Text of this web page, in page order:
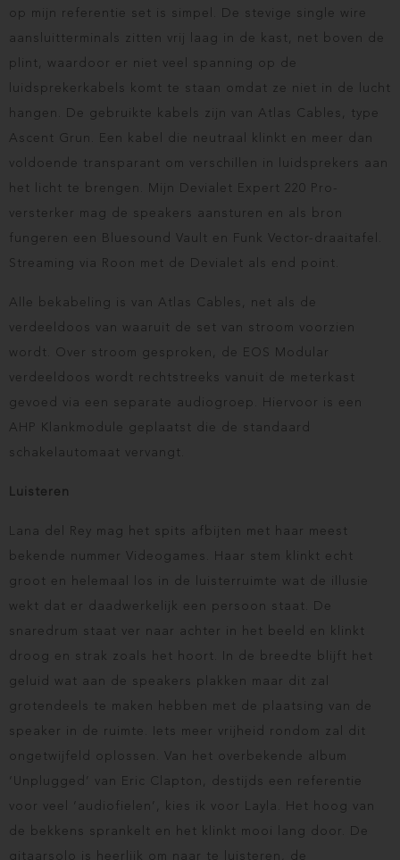
op mijn referentie set is simpel. De stevige single wire
aansluitterminals zitten vrij laag in de kast, net boven de
plint, waardoor er niet veel spanning op de
luidsprekerkabels komt te staan omdat ze niet in de lucht
hangen. De gebruikte kabels zijn van Atlas Cables, type
Ascent Grun. Een kabel die neutraal klinkt en meer dan
voldoende transparant om verschillen in luidsprekers aan
het licht te brengen. Mijn Devialet Expert 220 Pro-
versterker mag de speakers aansturen en als bron
fungeren een Bluesound Vault en Funk Vector-draaitafel.
Streaming via Roon met de Devialet als end point.
Alle bekabeling is van Atlas Cables, net als de
verdeeldoos van waaruit de set van stroom voorzien
wordt. Over stroom gesproken, de EOS Modular
verdeeldoos wordt rechtstreeks vanuit de meterkast
gevoed via een separate audiogroep. Hiervoor is een
AHP Klankmodule geplaatst die de standaard
schakelautomaat vervangt.
Luisteren
Lana del Rey mag het spits afbijten met haar meest
bekende nummer Videogames. Haar stem klinkt echt
groot en helemaal los in de luisterruimte wat de illusie
wekt dat er daadwerkelijk een persoon staat. De
snaredrum staat ver naar achter in het beeld en klinkt
droog en strak zoals het hoort. In de breedte blijft het
geluid wat aan de speakers plakken maar dit zal
grotendeels te maken hebben met de plaatsing van de
speaker in de ruimte. Iets meer vrijheid rondom zal dit
ongetwijfeld oplossen. Van het overbekende album
‘Unplugged’ van Eric Clapton, destijds een referentie
voor veel ‘audiofielen’, kies ik voor Layla. Het hoog van
de bekkens sprankelt en het klinkt mooi lang door. De
gitaarsolo is heerlijk om naar te luisteren, de